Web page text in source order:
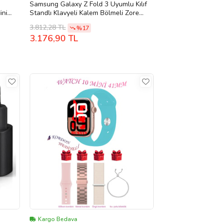
Samsung Galaxy Z Fold 3 Uyumlu Kılıf
Standlı Klavyeli Kalem Bölmeli Zore
Kıpta Klavyeli Kılıf
3.812,28 TL %17
3.176,90 TL
Kargo Bedava